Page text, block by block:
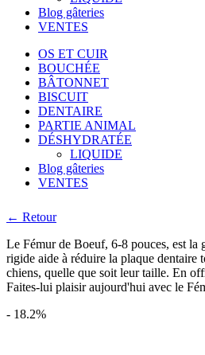
Blog gâteries
VENTES
OS ET CUIR
BOUCHÉE
BÂTONNET
BISCUIT
DENTAIRE
PARTIE ANIMAL
DÉSHYDRATÉE
LIQUIDE
Blog gâteries
VENTES
← Retour
Le Fémur de Boeuf, 6-8 pouces, est la
rigide aide à réduire la plaque dentaire
chiens, quelle que soit leur taille. En
Faites-lui plaisir aujourd'hui avec le
- 18.2%